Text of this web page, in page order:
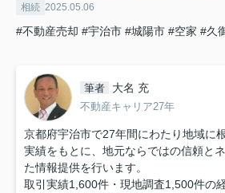
相続 2025.05.06
#不動産売却 #宇治市 #城陽市 #空家 #久
筆者 大名 充
不動産キャリア27年
京都府宇治市で27年間にわたり地域に
実績をもとに、地元ならではの信頼と
た情報提供を行います。
取引実績1,600件・現地調査1,500件の